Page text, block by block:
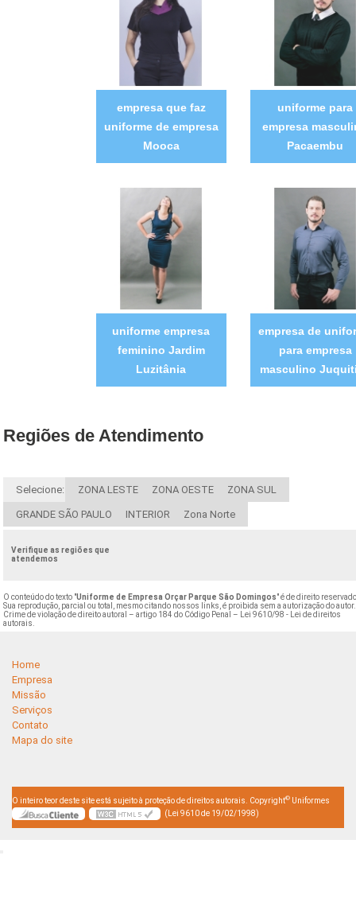
empresa que faz
uniforme de empresa
Mooca
uniforme para
empresa
Pacaembu
uniforme empresa
feminino Jardim
Luzitânia
empresa de
para empresa
masculino
Regiões de Atendimento
Selecione: ZONA LESTE ZONA OESTE ZONA SUL
GRANDE SÃO PAULO INTERIOR Zona Norte
Verifique as regiões que
atendemos
O conteúdo do texto "Uniforme de Empresa Orçar Parque São Domingos" é de direito
Sua reprodução, parcial ou total, mesmo citando nossos links, é proibida sem a autorização do autor.
Crime de violação de direito autoral – artigo 184 do Código Penal – Lei 9610/98 - Lei de direitos
autorais.
Home
Empresa
Missão
Serviços
Contato
Mapa do site
O inteiro teor deste site está sujeito à proteção de direitos autorais. Copyright© Uniformes
(Lei 9610 de 19/02/1998)